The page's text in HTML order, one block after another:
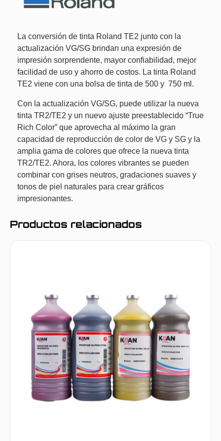
La conversión de tinta Roland TE2 junto con la
actualización VG/SG brindan una expresión de
impresión sorprendente, mayor confiabilidad, mejor
facilidad de uso y ahorro de costos. La tinta Roland
TE2 viene con una bolsa de tinta de 500 y 750 ml.
Con la actualización VG/SG, puede utilizar la nueva
tinta TR2/TE2 y un nuevo ajuste preestablecido “True
Rich Color” que aprovecha al máximo la gran
capacidad de reproducción de color de VG y SG y la
amplia gama de colores que ofrece la nueva tinta
TR2/TE2. Ahora, los colores vibrantes se pueden
combinar con grises neutros, gradaciones suaves y
tonos de piel naturales para crear gráficos
impresionantes.
Productos relacionados